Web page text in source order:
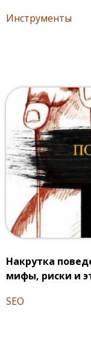
Инструменты
Накрутка
мифы, риски и
SEO